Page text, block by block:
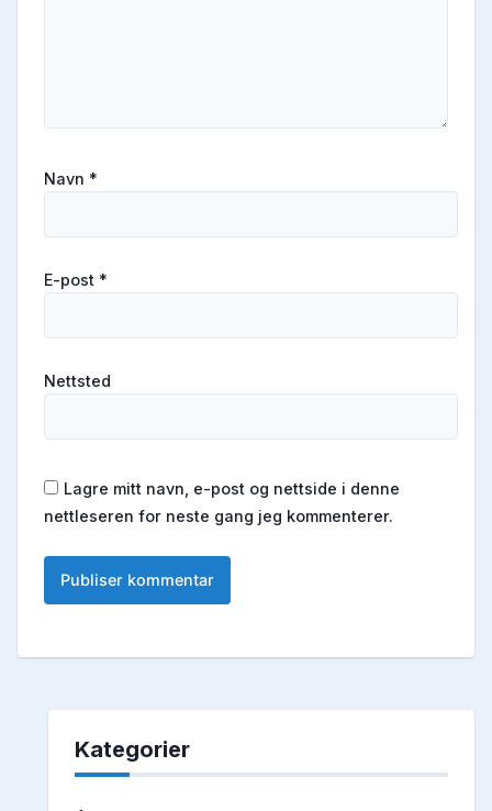
Navn *
E-post *
Nettsted
Lagre mitt navn, e-post og nettside i denne
nettleseren for neste gang jeg kommenterer.
Kategorier